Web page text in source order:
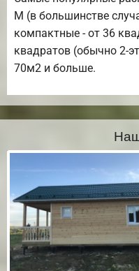
М (в большинстве
компактные - от 36
квадратов (обычно 2-
70м2 и больше.